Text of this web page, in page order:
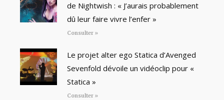
de Nightwish : « J’aurais probablement
dû leur faire vivre l’enfer »
Consulter »
Le projet alter ego Statica d’Avenged
Sevenfold dévoile un vidéoclip pour «
Statica »
Consulter »